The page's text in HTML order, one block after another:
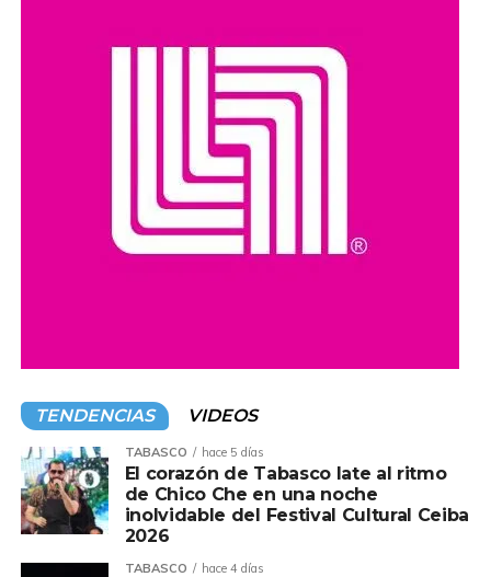
autoridades y la población, además de reafirmar el
compromiso de impulsar acciones y programas que
promuevan el acceso a la cultura y el desarrollo de las
comunidades en todo el estado.
TENDENCIAS VIDEOS
TABASCO hace 5 días
El corazón de Tabasco late al ritmo
de Chico Che en una noche
inolvidable del Festival Cultural Ceiba
2026
TABASCO hace 4 días